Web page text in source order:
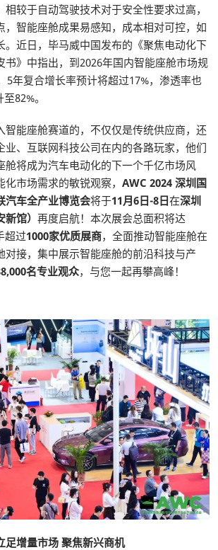
较于自动驾驶技术对于安全性要求过高，
，智能座舱成果易感知，成本相对可控，如
。近日，毕马威中国发布的《聚焦电动化下
书》中指出，到2026年国内智能座舱市场规
5年复合增长率预计将超过17%，渗透率也
82%。
智能座舱赛道的，不仅仅是传统供应商，还
业、互联网科技公司在内的各路玩家，他们
舱将成为汽车电动化的下一个千亿市场风
市场需求的敏锐观察， AWC 2024 深圳国
汽车全产业博览会将于11月6日-8日在深圳
馆） 再度启航！本次展会总面积将达
超过1000家优质展商，全面推动智能座舱在
对接，集中展示智能座舱的前沿科技与产
名专业观众，与您一起再攀高峰！
足增量市场 聚焦新兴商机